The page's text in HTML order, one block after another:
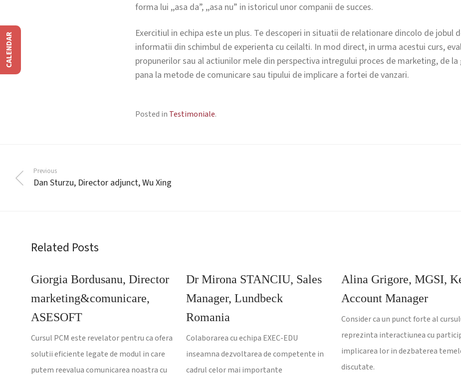
forma lui ,,asa da”, ,,asa nu” in istoricul unor companii de succes.
Exercitiul in echipa este un plus. Te descoperi in situatii de relationare dincolo de jobul
informatii din schimbul de experienta cu ceilalti. In mod direct, in urma acestui curs,
propunerilor sau al actiunilor mele din perspectiva intregului proces de marketing, de
pana la metode de comunicare sau tipului de implicare a fortei de vanzari.
Posted in Testimoniale.
Previous
Dan Sturzu, Director adjunct, Wu Xing
Related Posts
Giorgia Bordusanu, Director
marketing&comunicare,
ASESOFT
Cursul PCM este revelator pentru ca ofera
solutii eficiente legate de modul in care
putem reevalua comunicarea noastra cu
Dr Mirona STANCIU, Sales
Manager, Lundbeck
Romania
Colaborarea cu echipa EXEC-EDU
inseamna dezvoltarea de competente in
cadrul celor mai importante
Alina Grigore, MGSI,
Account Manager
Consider ca un punct forte al
reprezinta interactiunea cu
implicarea lor in dezbaterea
discutate.
CALENDAR